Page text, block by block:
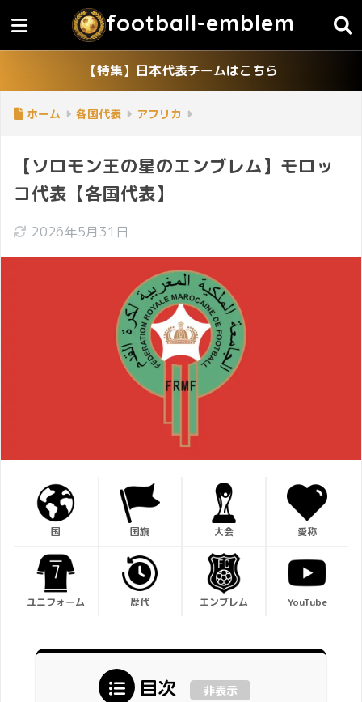
football-emblem
【特集】日本代表チームはこちら
ホーム 各国代表 アフリカ
【ソロモン王の星のエンブレム】モロッ
コ代表【各国代表】
2026年5月31日
国 国旗 大会 愛称
ユニフォーム 歴代 エンブレム YouTube
目次 非表示